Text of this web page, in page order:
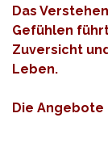
Das
Gefühlen
Zuversicht
Leben.
Die Angebote